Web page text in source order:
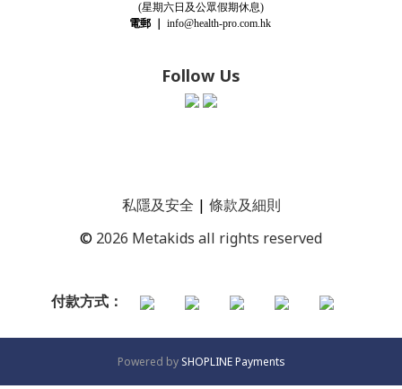
(星期六日及公眾假期休息)
電郵｜ info@health-pro.com.hk
Follow Us
私隱及安全 | 條款及細則
© 2026 Metakids all rights reserved
付款方式：
Powered by SHOPLINE Payments